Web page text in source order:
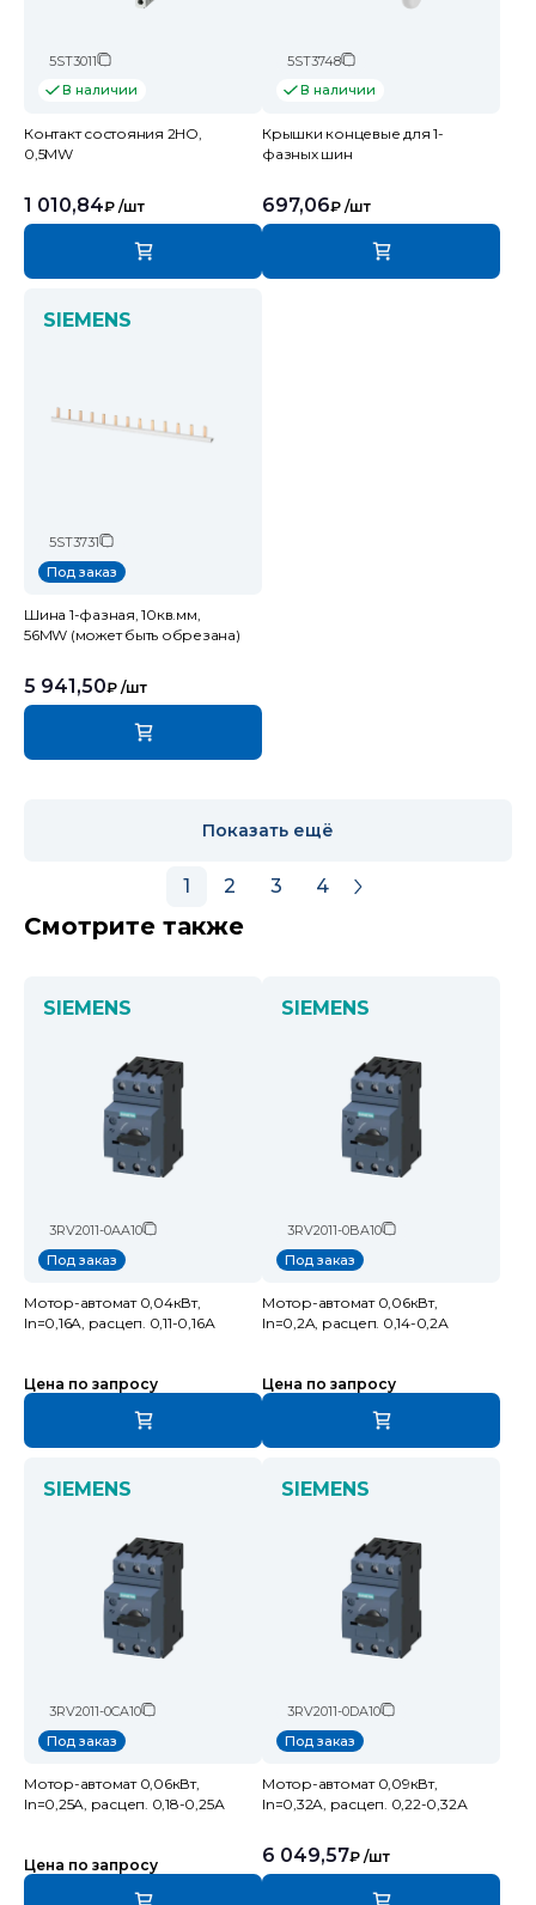
5ST3011
В наличии
Контакт состояния 2НО,
0,5MW
1 010,84₽ /шт
5ST3748
В наличии
Крышки концевые для 1-
фазных шин
697,06₽ /шт
SIEMENS
5ST3731
Под заказ
Шина 1-фазная, 10кв.мм,
56MW (может быть обрезана)
5 941,50₽ /шт
Показать ещё
1 2 3 4
Смотрите также
SIEMENS
3RV2011-0AA10
Под заказ
Мотор-автомат 0,04кВт,
In=0,16A, расцеп. 0,11-0,16А
Цена по запросу
SIEMENS
3RV2011-0BA10
Под заказ
Мотор-автомат 0,06кВт,
In=0,2A, расцеп. 0,14-0,2А
Цена по запросу
SIEMENS
3RV2011-0CA10
Под заказ
Мотор-автомат 0,06кВт,
In=0,25A, расцеп. 0,18-0,25А
Цена по запросу
SIEMENS
3RV2011-0DA10
Под заказ
Мотор-автомат 0,09кВт,
In=0,32A, расцеп. 0,22-0,32А
6 049,57₽ /шт